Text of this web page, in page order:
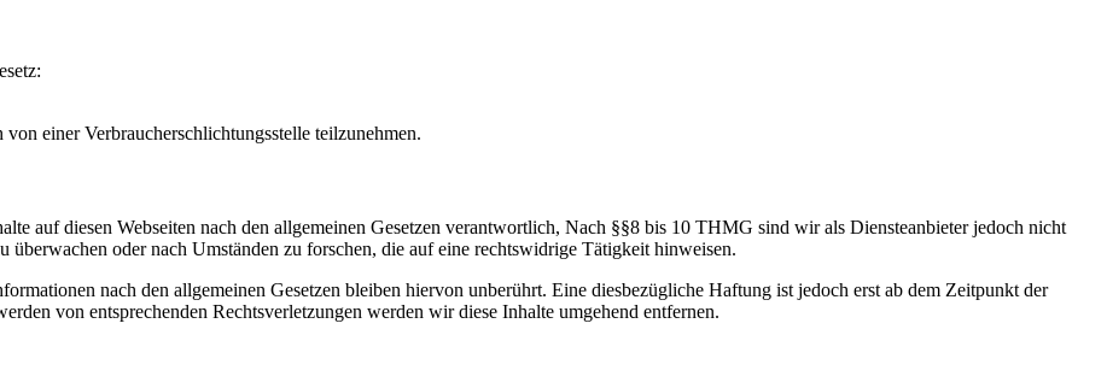
einer Verbraucherschlichtungsstelle teilzunehmen.
auf diesen Webseiten nach den allgemeinen Gesetzen verantwortlich, Nach §§8 bis 10 THMG sind wir als Diensteanbieter jedoch nicht
oder nach Umständen zu forschen, die auf eine rechtswidrige Tätigkeit hinweisen.
nach den allgemeinen Gesetzen bleiben hiervon unberührt. Eine diesbezügliche Haftung ist jedoch erst ab dem Zeitpunkt der
von entsprechenden Rechtsverletzungen werden wir diese Inhalte umgehend entfernen.